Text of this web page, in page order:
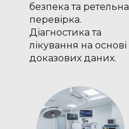
безпека та ретельна
перевірка.
Діагностика та
лікування на основі
доказових даних.